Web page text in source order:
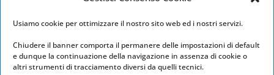
Usiamo cookie per ottimizzare il nostro sito web ed i nostri servizi.
Chiudere il banner comporta il permanere delle impostazioni di default
e dunque la continuazione della navigazione in assenza di cookie o
altri strumenti di tracciamento diversi da quelli tecnici.